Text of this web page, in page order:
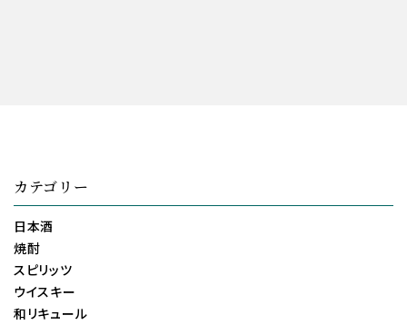
カテゴリー
日本酒
焼酎
スピリッツ
ウイスキー
和リキュール